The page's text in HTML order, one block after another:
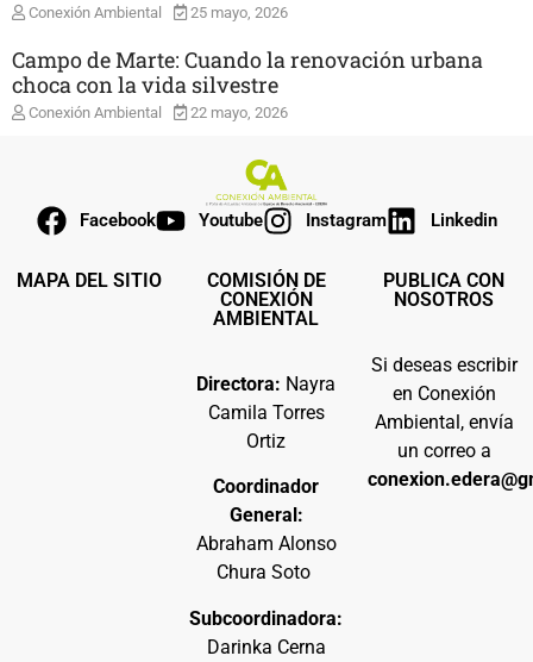
Conexión Ambiental 25 mayo, 2026
Campo de Marte: Cuando la renovación urbana
choca con la vida silvestre
Conexión Ambiental 22 mayo, 2026
Facebook Youtube Instagram Linkedin
MAPA DEL SITIO
COMISIÓN DE
CONEXIÓN
AMBIENTAL
Directora: Nayra
Camila Torres
Ortiz
Coordinador
General:
Abraham Alonso
Chura Soto
Subcoordinadora:
Darinka Cerna
PUBLICA CON
NOSOTROS
Si deseas escribir
en Conexión
Ambiental, envía
un correo a